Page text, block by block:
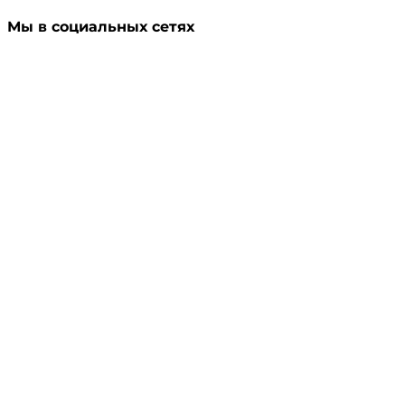
Мы в социальных сетях